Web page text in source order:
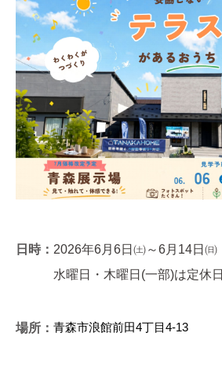
日時： 2026年6月6日㈯～6月14日㈰
水曜日・木曜日(一部)は定休日
場所： 青森市浪館前田4丁目4-13